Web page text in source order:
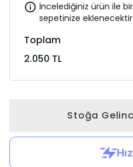
İncelediğiniz ürün ile
sepetinize
Toplam
2.050 TL
Stoğa